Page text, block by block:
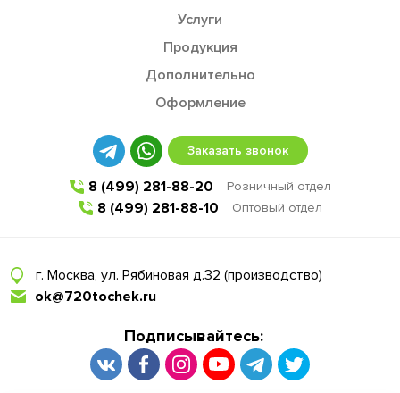
Услуги
Продукция
Дополнительно
Оформление
Заказать звонок
8 (499) 281-88-20 Розничный отдел
8 (499) 281-88-10 Оптовый отдел
г. Москва, ул. Рябиновая д.32 (производство)
ok@720tochek.ru
Подписывайтесь: